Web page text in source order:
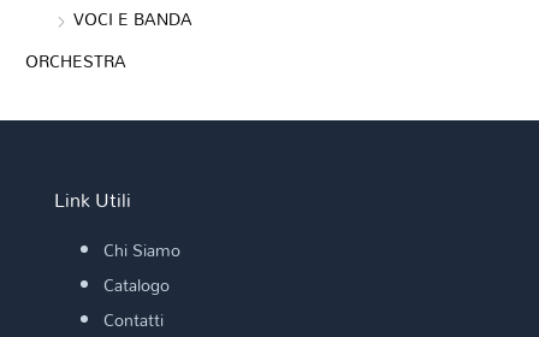
VOCI E BANDA
ORCHESTRA
Link Utili
Chi Siamo
Catalogo
Contatti